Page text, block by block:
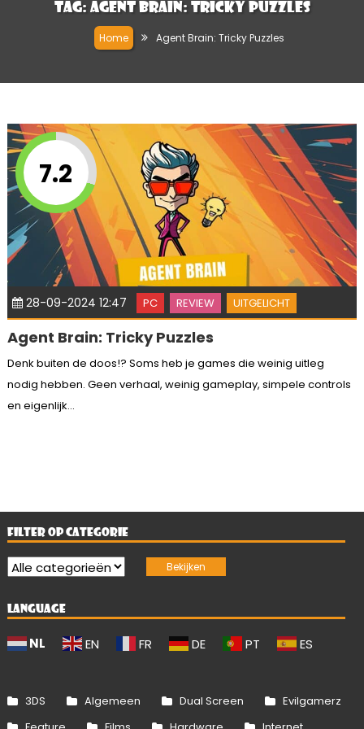
Tag: Agent Brain: Tricky Puzzles
Home Agent Brain: Tricky Puzzles
7.2
28-09-2024 12:47 PC REVIEW UITGELICHT
Agent Brain: Tricky Puzzles
Denk buiten de doos!? Soms heb je games die weinig uitleg
nodig hebben. Geen verhaal, weinig gameplay, simpele controls
en eigenlijk...
FILTER OP CATEGORIE
LANGUAGE
NL EN FR DE PT ES
3DS Algemeen Dual Screen
Evilgamerz